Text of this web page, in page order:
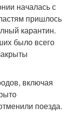
началась с
пришлось
карантин.
было всего
включая
поезда.